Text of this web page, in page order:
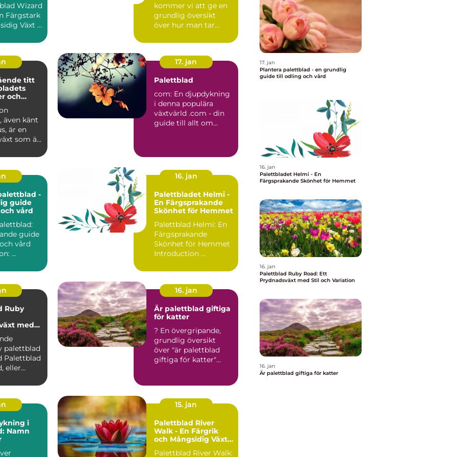
Wizard
Färgstark
Växt I
kommer vi att ge en
grundlig översikt
över hur man tar
palettblad, ge...
titt
och
även känt
är en
som är
17. jan
Palettblad
com: En djupdykning
i denna populära
växtvärld .com - din
guide till allt om
-
guide
vård
guide
vård
Introduktion: ...
16. jan
Palettbladet Helmi -
En Färgsprakande
Skönhet för Hemmet
Palettblad Helmi: En
Färgsprakande
Skönhet för Hemmet
Introduction ...
Ruby
med
palettblad
eller
16. jan
Är palettblad giftiga
för katter
? En övergripande,
grundlig översikt
över "är palettblad
giftiga för katter"
i
Namn
15. jan
Palettblad River
Walk - En Färgrik
och Mångsidig Växt
Palettblad River Walk:
17. jan
Plantera palettblad - en grundlig
guide till odling och vård
16. jan
Palettbladet Helmi - En
Färgsprakande Skönhet för Hemmet
16. jan
Palettblad Ruby Road: Ett
Prydnadsväxt med Stil och Variation
16. jan
Är palettblad giftiga för katter